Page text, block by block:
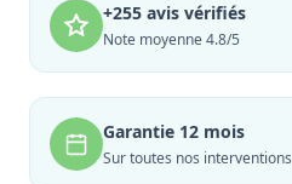
+255 avis vérifiés
Note moyenne 4.8/5
Garantie 12 mois
Sur toutes nos interventions